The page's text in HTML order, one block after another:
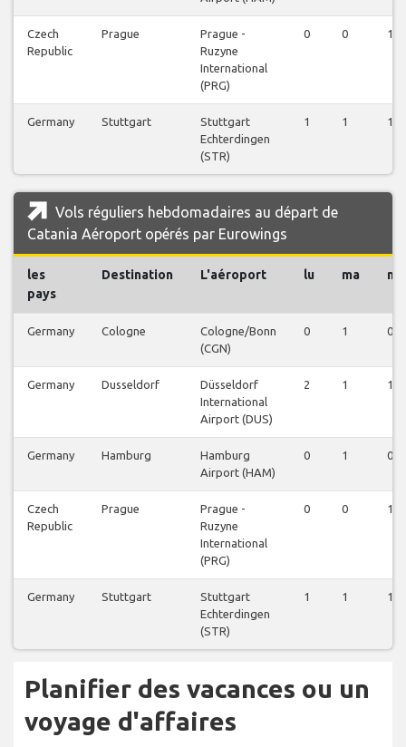
Czech
Republic
Prague
Prague -
Ruzyne
International
(PRG)
0 0 1
Germany Stuttgart
Stuttgart
Echterdingen
(STR)
1 1 1
Vols réguliers hebdomadaires au départ de
Catania Aéroport opérés par Eurowings
les
pays
Destination L'aéroport lu ma me
Germany Cologne
Cologne/Bonn
(CGN)
0 1 0
Germany Dusseldorf
Düsseldorf
International
Airport (DUS)
2 1 1
Germany Hamburg
Hamburg
Airport (HAM)
0 1 0
Czech
Republic
Prague
Prague -
Ruzyne
International
(PRG)
0 0 1
Germany Stuttgart
Stuttgart
Echterdingen
(STR)
1 1 1
Planifier des vacances ou un
voyage d'affaires